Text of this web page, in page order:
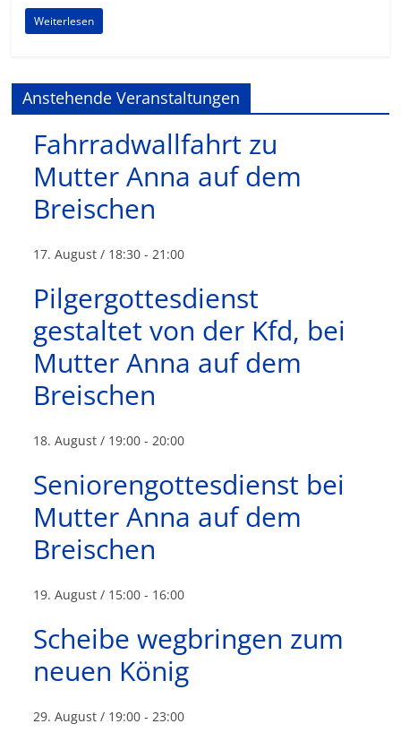
Weiterlesen
Anstehende Veranstaltungen
Fahrradwallfahrt zu
Mutter Anna auf dem
Breischen
17. August / 18:30 -21:00
Pilgergottesdienst
gestaltet von der Kfd, bei
Mutter Anna auf dem
Breischen
18. August / 19:00 -20:00
Seniorengottesdienst bei
Mutter Anna auf dem
Breischen
19. August / 15:00 - 16:00
Scheibe wegbringen zum
neuen König
29. August / 19:00 -23:00